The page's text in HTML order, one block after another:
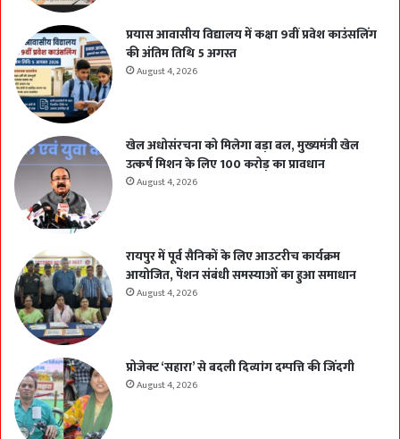
प्रयास आवासीय विद्यालय में कक्षा 9वीं प्रवेश काउंसलिंग
की अंतिम तिथि 5 अगस्त
August 4, 2026
खेल अधोसंरचना को मिलेगा बड़ा बल, मुख्यमंत्री खेल
उत्कर्ष मिशन के लिए 100 करोड़ का प्रावधान
August 4, 2026
रायपुर में पूर्व सैनिकों के लिए आउटरीच कार्यक्रम
आयोजित, पेंशन संबंधी समस्याओं का हुआ समाधान
August 4, 2026
प्रोजेक्ट ‘सहारा’ से बदली दिव्यांग दम्पत्ति की जिंदगी
August 4, 2026